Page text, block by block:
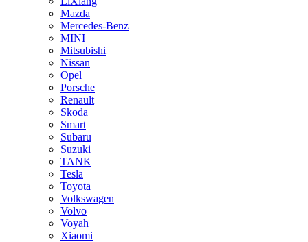
Mazda
Mercedes-Benz
MINI
Mitsubishi
Nissan
Opel
Porsche
Renault
Skoda
Smart
Subaru
Suzuki
TANK
Tesla
Toyota
Volkswagen
Volvo
Voyah
Xiaomi